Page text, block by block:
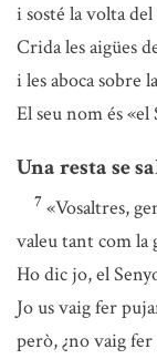
i sosté la volta
Crida les aigües
i les aboca sobre
El seu nom és «el
Una resta se
7 «Vosaltres,
valeu tant com la
Ho dic jo, el
Jo us vaig fer
però, ¿no vaig